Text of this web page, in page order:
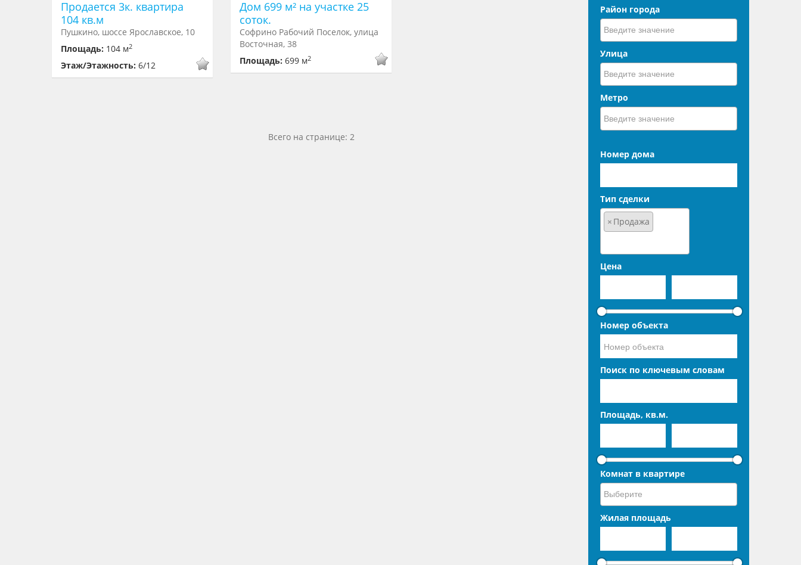
Продается 3к. квартира
104 кв.м
Пушкино, шоссе Ярославское, 10
Площадь: 104 м2
Этаж/Этажность: 6/12
Дом 699 м² на участке 25
соток.
Софрино Рабочий Поселок, улица
Восточная, 38
Площадь: 699 м2
Всего на странице: 2
Район города
Улица
Метро
Номер дома
Тип сделки
× Продажа
Цена
Номер объекта
Поиск по ключевым словам
Площадь, кв.м.
Комнат в квартире
Жилая площадь